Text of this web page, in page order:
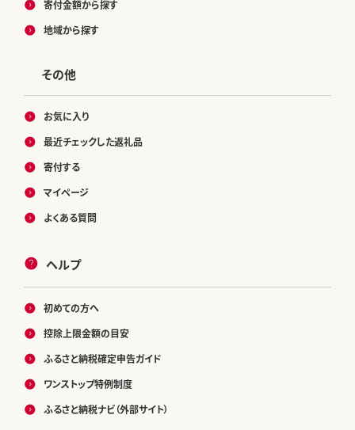
寄付金額から探す
地域から探す
その他
お気に入り
最近チェックした返礼品
寄付する
マイページ
よくある質問
ヘルプ
初めての方へ
控除上限金額の目安
ふるさと納税確定申告ガイド
ワンストップ特例制度
ふるさと納税ナビ（外部サイト）